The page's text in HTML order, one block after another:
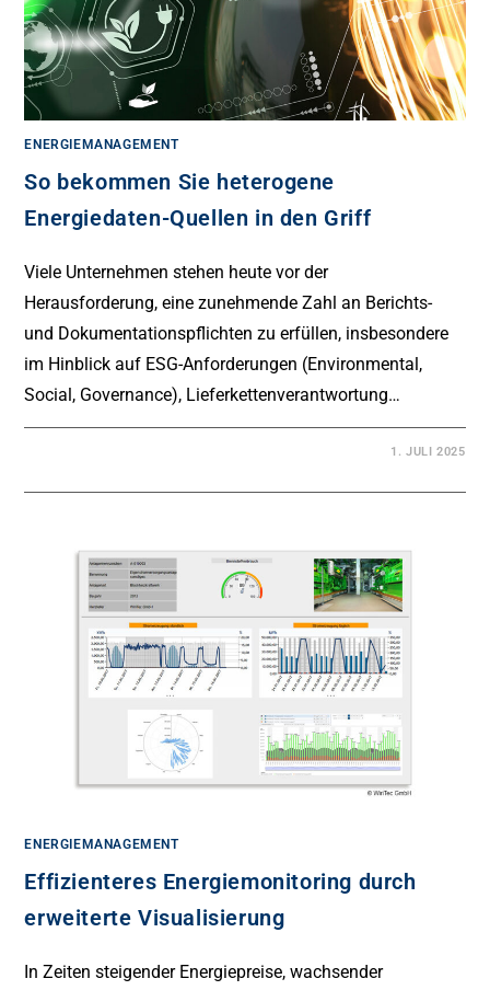
ENERGIEMANAGEMENT
So bekommen Sie heterogene
Energiedaten-Quellen in den Griff
Viele Unternehmen stehen heute vor der
Herausforderung, eine zunehmende Zahl an Berichts-
und Dokumentationspflichten zu erfüllen, insbesondere
im Hinblick auf ESG-Anforderungen (Environmental,
Social, Governance), Lieferkettenverantwortung…
1. JULI 2025
ENERGIEMANAGEMENT
Effizienteres Energiemonitoring durch
erweiterte Visualisierung
In Zeiten steigender Energiepreise, wachsender